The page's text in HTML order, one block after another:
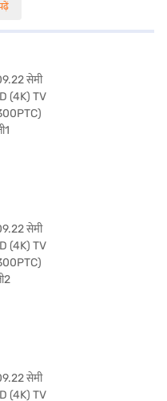
की दुनिया का एक्सेस मिलता है. इसका
घर पर बेहतरीन मनोरंजन की सराहना
व्यूइंग एक्सपीरियंस प्रदान करता
डिवाइस को आसानी से कनेक्ट कर सकते
में जानें या पार्टनर स्टोर पर जाएं और